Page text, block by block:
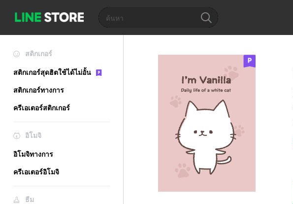
สติกเกอร์
สติกเกอร์สุดฮิตใช้ได้ไม่อั้น
สติกเกอร์ทางการ
ครีเอเตอร์สติกเกอร์
อิโมจิ
อิโมจิทางการ
ครีเอเตอร์อิโมจิ
ธีม